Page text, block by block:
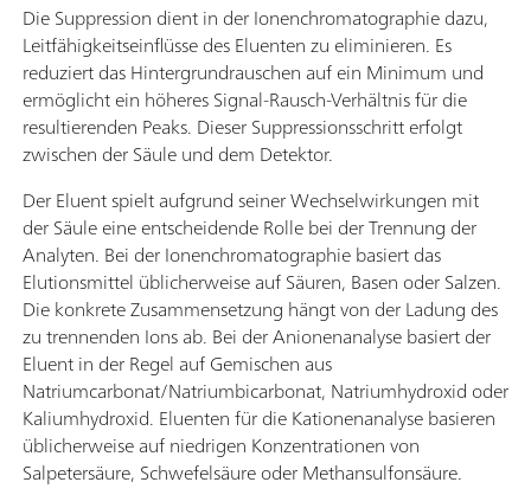
Die Suppression dient in der Ionenchromatographie dazu,
Leitfähigkeitseinflüsse des Eluenten zu eliminieren. Es
reduziert das Hintergrundrauschen auf ein Minimum und
ermöglicht ein höheres Signal-Rausch-Verhältnis für die
resultierenden Peaks. Dieser Suppressionsschritt erfolgt
zwischen der Säule und dem Detektor.
Der Eluent spielt aufgrund seiner Wechselwirkungen mit
der Säule eine entscheidende Rolle bei der Trennung der
Analyten. Bei der Ionenchromatographie basiert das
Elutionsmittel üblicherweise auf Säuren, Basen oder Salzen.
Die konkrete Zusammensetzung hängt von der Ladung des
zu trennenden Ions ab. Bei der Anionenanalyse basiert der
Eluent in der Regel auf Gemischen aus
Natriumcarbonat/Natriumbicarbonat, Natriumhydroxid oder
Kaliumhydroxid. Eluenten für die Kationenanalyse basieren
üblicherweise auf niedrigen Konzentrationen von
Salpetersäure, Schwefelsäure oder Methansulfonsäure.